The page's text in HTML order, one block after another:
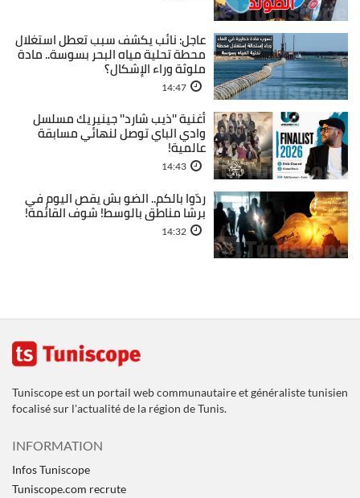
عاجل: نائب يكشف سبب تعطل استغلال
محطة تحلية مياه البحر بسوسة.. مادة
ملوثة وراء الإشكال؟
14:47
أغنية ''ذيب شارد'' جينيريك مسلسل
وادي الباي توصل لنهائي مسابقة
عالمية!
14:43
ردّوا بالكم.. الضو بش يقص اليوم في
برشا مناطق بالوسط! شوف القائمة!
14:32
Tuniscope est un portail web communautaire et généraliste tunisien
focalisé sur l'actualité de la région de Tunis.
INFORMATION
Infos Tuniscope
Tuniscope.com recrute